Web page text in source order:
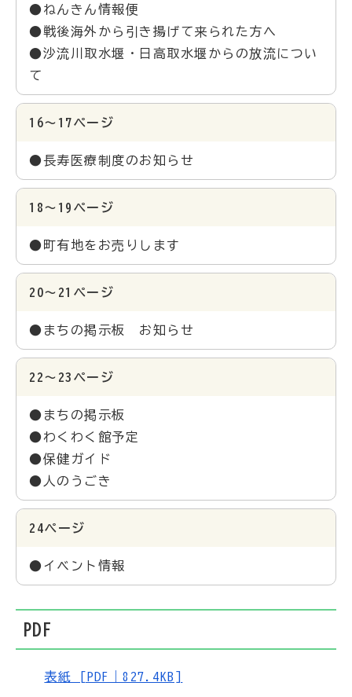
●ねんきん情報便
●戦後海外から引き揚げて来られた方へ
●沙流川取水堰・日高取水堰からの放流につい
て
16～17ページ
●長寿医療制度のお知らせ
18～19ページ
●町有地をお売りします
20～21ページ
●まちの掲示板 お知らせ
22～23ページ
●まちの掲示板
●わくわく館予定
●保健ガイド
●人のうごき
24ページ
●イベント情報
PDF
表紙 [PDF｜827.4KB]